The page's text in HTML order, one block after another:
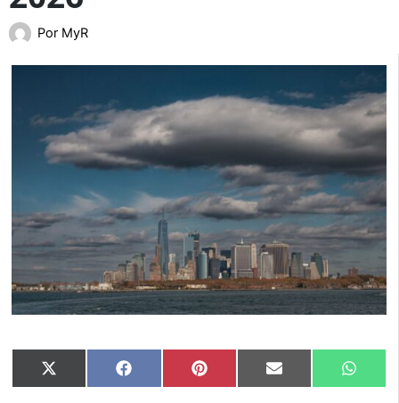
Por MyR
Compartir
en
X
(Twitter)
Compartir
en
Facebook Compartir
en
Pinterest Compartir
en
Email
en